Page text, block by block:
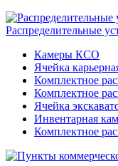
Распределительные
Камеры КСО
Ячейка
Комплектное
Комплектное
Ячейка
Инвентарная
Комплектное